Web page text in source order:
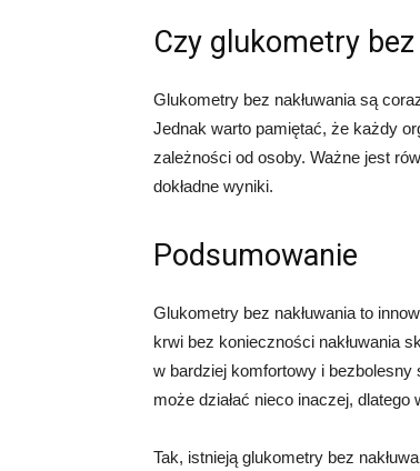
Czy glukometry
Glukometry bez nakłuwania są
Jednak warto pamiętać, że każdy
zależności od osoby. Ważne jest
dokładne wyniki.
Podsumowanie
Glukometry bez nakłuwania to
krwi bez konieczności nakłuwania
w bardziej komfortowy i bezbolesny
może działać nieco inaczej,
Tak, istnieją glukometry bez